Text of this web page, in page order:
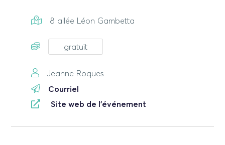
8 allée Léon Gambetta
gratuit
Jeanne Roques
Courriel
Site web de l'événement